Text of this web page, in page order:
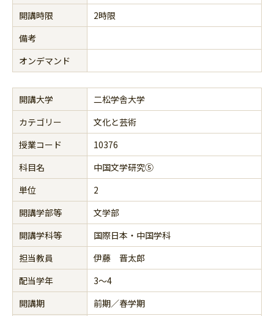
開講時限
2時限
備考
オンデマンド
開講大学
二松学舎大学
カテゴリー
文化と芸術
授業コード
10376
科目名
中国文学研究⑤
単位
2
開講学部等
文学部
開講学科等
国際日本・中国学科
担当教員
伊藤 晋太郎
配当学年
3～4
開講期
前期／春学期